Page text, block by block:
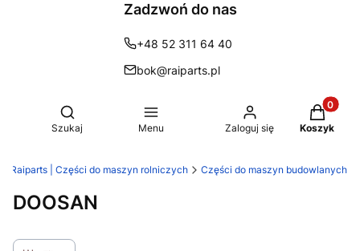
Zadzwoń do nas
+48 52 311 64 40
bok@raiparts.pl
Otwórz wyszukiwarkę
Szukaj Menu Zaloguj się Koszyk
Raiparts | Części do maszyn rolniczych Części do maszyn budowlanych
DOOSAN